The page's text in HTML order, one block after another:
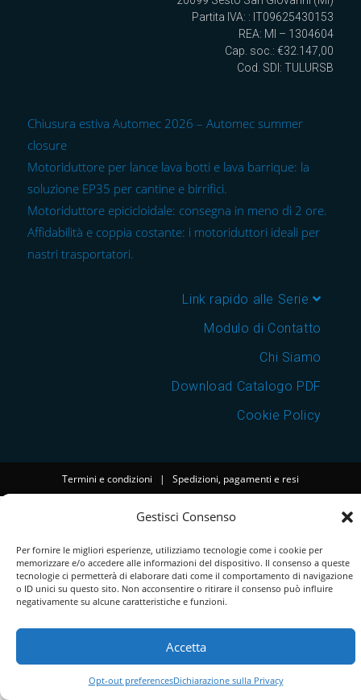
Gestisci Consenso
Per fornire le migliori esperienze, utilizziamo tecnologie come i cookie per
memorizzare e/o accedere alle informazioni del dispositivo. Il consenso a queste
tecnologie ci permetterà di elaborare dati come il comportamento di navigazione
o ID unici su questo sito. Non acconsentire o ritirare il consenso può influire
negativamente su alcune caratteristiche e funzioni.
Accetta
Opt-out preferencesDichiarazione sulla Privacy
Partita IVA: : IT09625430153
REA: MI – 1304604
Cap. soc.: €32.147,00
Cod. SDI: TULURSB
Chiusura estiva Automec 2026 – Automec summer
closure
Motoriduttore per lance lava botti e lava barrique: la
soluzione EP35 per cantine e birrifici.
Motoriduttore epicicloidale: consegna in meno di 2 ore.
Affidabilità e coppia costante: i motoriduttori ideali per
nastri trasportatori.
Link rapido alle Serie
Modulo di Contatto
Chi Siamo
Download Catalogo PDF
Cookie Policy
Termini e condizioni | Spedizioni, pagamenti e resi